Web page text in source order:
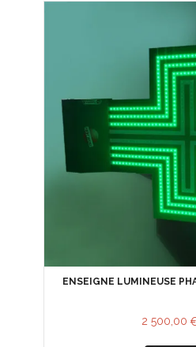
ENSEIGNE LUMINEUSE
2 500,00